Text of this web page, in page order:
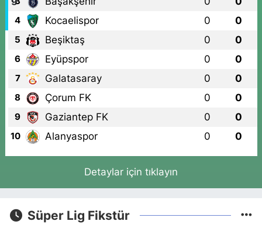
4 Kocaelispor 0 0
5 Beşiktaş 0 0
6 Eyüpspor 0 0
7 Galatasaray 0 0
8 Çorum FK 0 0
9 Gaziantep FK 0 0
10 Alanyaspor 0 0
Detaylar için tıklayın
Süper Lig Fikstür